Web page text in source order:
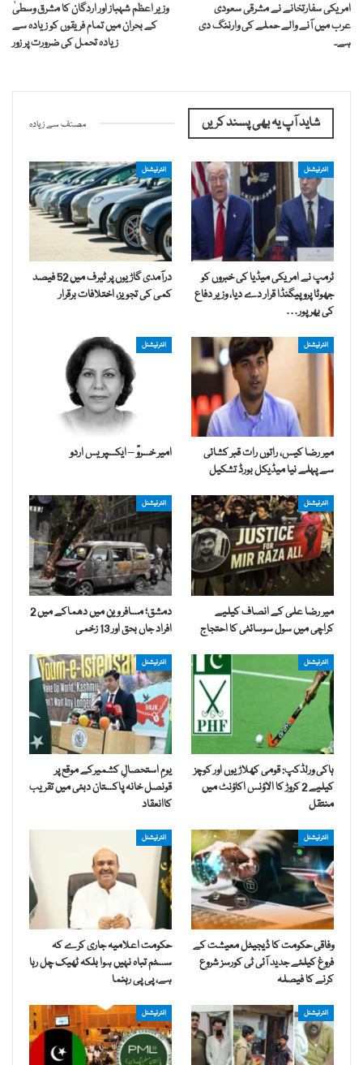
امریکی سفارتخانے نے مشرقی سعودی
عرب میں آنے والے حملے کی وارننگ دی
ہے۔
وزیر اعظم شہباز اور اردگان کا مشرق وسطیٰ
کے بحران میں تمام فریقوں کو زیادہ سے
زیادہ تحمل کی ضرورت پر زور
شاید آپ یہ بھی پسند کریں مصنف سے زیادہ
انٹرنیشنل
ٹرمپ نے امریکی میڈیا کی خبروں کو
جھوٹا پروپیگنڈا قرار دے دیا، وزیر دفاع
کی بھرپور…
انٹرنیشنل
درآمدی گاڑیوں پر ٹیرف میں 52 فیصد
کمی کی تجویز، اختلافات برقرار
انٹرنیشنل
میر رضا کیس، راتوں رات قبر کشائی
سے پہلے نیا میڈیکل بورڈ تشکیل
انٹرنیشنل
امیر خسروؒ – ایکسپریس اردو
انٹرنیشنل
میر رضا علی کے انصاف کیلیے
کراچی میں سول سوسائٹی کا احتجاج
انٹرنیشنل
دمشق؛ مسافر وین میں دھماکے میں 2
افراد جاں بحق اور 13 زخمی
انٹرنیشنل
ہاکی ورلڈکپ: قومی کھلاڑیوں اور کوچز
کیلیے 2 کروڑ کا الاؤنس اکاؤنٹ میں
منتقل
انٹرنیشنل
یومِ استحصالِ کشمیرکے موقع پر
قونصل خانہ پاکستان دبئی میں تقریب
کاانعقاد
انٹرنیشنل
وفاقی حکومت کا ڈیجیٹل معیشت کے
فروغ کیلئے جدید آئی ٹی کورسز شروع
کرنے کا فیصلہ
انٹرنیشنل
حکومت اعلامیہ جاری کرے کہ
سسٹم تباہ نہیں ہوا بلکہ ٹھیک چل رہا
ہے، پی پی رہنما
انٹرنیشنل انٹرنیشنل